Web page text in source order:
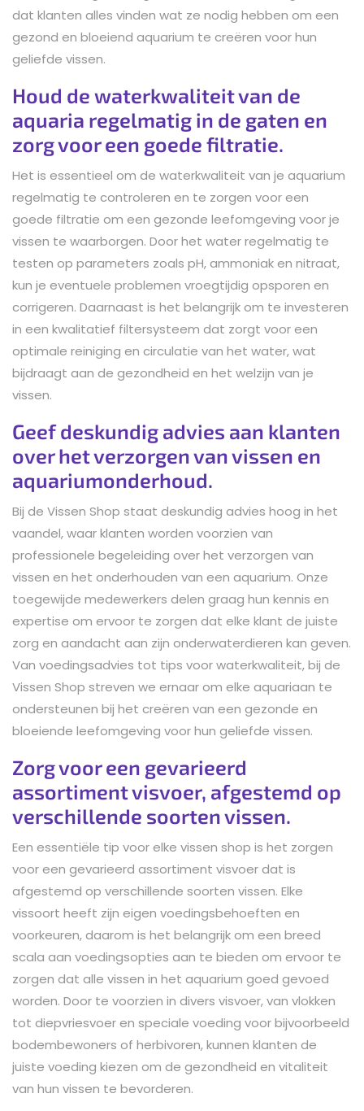
dat klanten alles vinden wat ze nodig hebben om een
gezond en bloeiend aquarium te creëren voor hun
geliefde vissen.
Houd de waterkwaliteit van de
aquaria regelmatig in de gaten en
zorg voor een goede filtratie.
Het is essentieel om de waterkwaliteit van je aquarium
regelmatig te controleren en te zorgen voor een
goede filtratie om een gezonde leefomgeving voor je
vissen te waarborgen. Door het water regelmatig te
testen op parameters zoals pH, ammoniak en nitraat,
kun je eventuele problemen vroegtijdig opsporen en
corrigeren. Daarnaast is het belangrijk om te investeren
in een kwalitatief filtersysteem dat zorgt voor een
optimale reiniging en circulatie van het water, wat
bijdraagt aan de gezondheid en het welzijn van je
vissen.
Geef deskundig advies aan klanten
over het verzorgen van vissen en
aquariumonderhoud.
Bij de Vissen Shop staat deskundig advies hoog in het
vaandel, waar klanten worden voorzien van
professionele begeleiding over het verzorgen van
vissen en het onderhouden van een aquarium. Onze
toegewijde medewerkers delen graag hun kennis en
expertise om ervoor te zorgen dat elke klant de juiste
zorg en aandacht aan zijn onderwaterdieren kan geven.
Van voedingsadvies tot tips voor waterkwaliteit, bij de
Vissen Shop streven we ernaar om elke aquariaan te
ondersteunen bij het creëren van een gezonde en
bloeiende leefomgeving voor hun geliefde vissen.
Zorg voor een gevarieerd
assortiment visvoer, afgestemd op
verschillende soorten vissen.
Een essentiële tip voor elke vissen shop is het zorgen
voor een gevarieerd assortiment visvoer dat is
afgestemd op verschillende soorten vissen. Elke
vissoort heeft zijn eigen voedingsbehoeften en
voorkeuren, daarom is het belangrijk om een breed
scala aan voedingsopties aan te bieden om ervoor te
zorgen dat alle vissen in het aquarium goed gevoed
worden. Door te voorzien in divers visvoer, van vlokken
tot diepvriesvoer en speciale voeding voor bijvoorbeeld
bodembewoners of herbivoren, kunnen klanten de
juiste voeding kiezen om de gezondheid en vitaliteit
van hun vissen te bevorderen.